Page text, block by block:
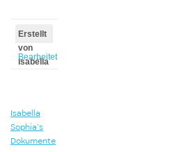
Erstellt
von
Isabella
Bearbeitet
Isabella
Sophia’s
Dokumente